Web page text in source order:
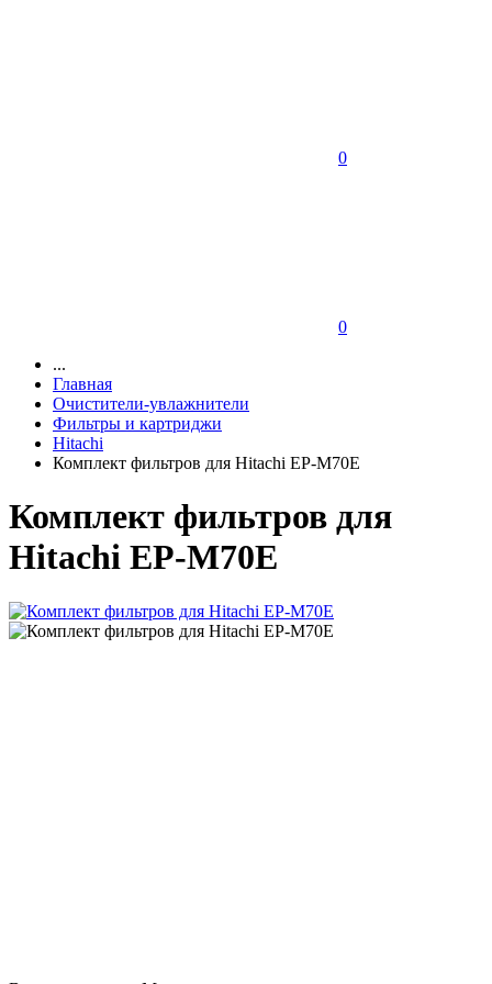
0
0
...
Главная
Очистители-увлажнители
Фильтры и картриджи
Hitachi
Комплект фильтров для Hitachi EP-M70E
Комплект фильтров для
Hitachi EP-M70E